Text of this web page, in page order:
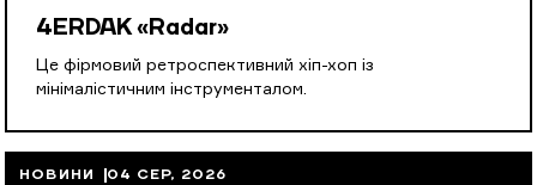
4ERDAK «Radar»
Це фірмовий ретроспективний хіп-хоп із
мінімалістичним інструменталом.
НОВИНИ 04 СЕР, 2026